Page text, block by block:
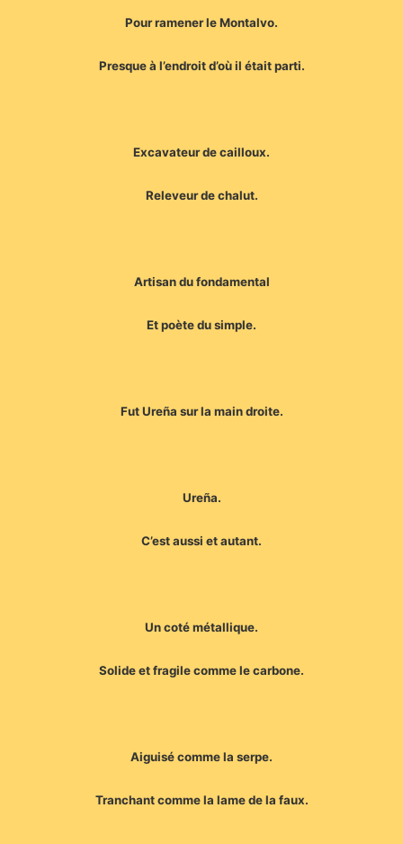
Pour ramener le Montalvo.
Presque à l’endroit d’où il était parti.
Excavateur de cailloux.
Releveur de chalut.
Artisan du fondamental
Et poète du simple.
Fut Ureña sur la main droite.
Ureña.
C’est aussi et autant.
Un coté métallique.
Solide et fragile comme le carbone.
Aiguisé comme la serpe.
Tranchant comme la lame de la faux.